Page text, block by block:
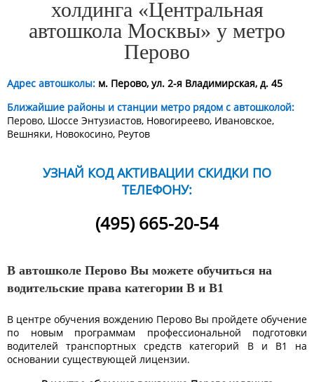
холдинга «Центральная
автошкола Москвы» у метро
Перово
Адрес автошколы: м. Перово, ул. 2-я Владимирская, д. 45
Ближайшие районы и станции метро рядом с автошколой:
Перово, Шоссе Энтузиастов, Новогиреево, Ивановское,
Вешняки, Новокосино, Реутов
УЗНАЙ КОД АКТИВАЦИИ СКИДКИ ПО
ТЕЛЕФОНУ:
(495) 665-20-54
В автошколе Перово Вы можете обучиться на
водительские права категории B и B1
В центре обучения вождению Перово Вы пройдете обучение
по новым программам профессиональной подготовки
водителей транспортных средств категорий B и B1 на
основании существующей лицензии.